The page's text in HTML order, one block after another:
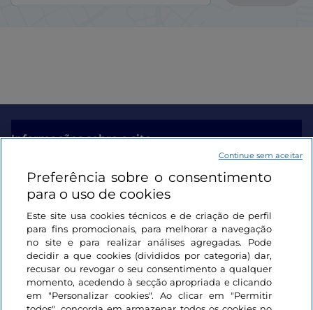
Informações sobre o site
Ligações úteis
Iniciar sessão
Mantenha-se em contacto
Preferência sobre o consentimento
para o uso de cookies
Este site usa cookies técnicos e de criação de perfil
para fins promocionais, para melhorar a navegação
no site e para realizar análises agregadas. Pode
decidir a que cookies (divididos por categoria) dar,
recusar ou revogar o seu consentimento a qualquer
momento, acedendo à secção apropriada e clicando
em "Personalizar cookies". Ao clicar em "Permitir
Continue sem aceitar